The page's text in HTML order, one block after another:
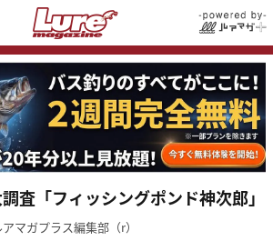
査「フィッシングポンド神次郎」
アマガプラス編集部（r）